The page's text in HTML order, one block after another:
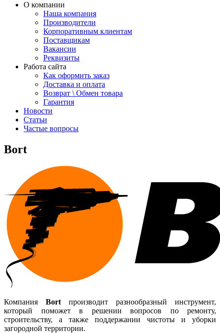
О компании
Наша компания
Производители
Корпоративным клиентам
Поставщикам
Вакансии
Реквизиты
Работа сайта
Как оформить заказ
Доставка и оплата
Возврат \ Обмен товара
Гарантия
Новости
Статьи
Частые вопросы
Bort
Компания Bort производит разнообразный инструмент,
который поможет в решении вопросов по ремонту,
строительству, а также поддержании чистоты и уборки
загородной территории.